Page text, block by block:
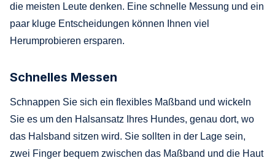
die meisten Leute denken. Eine schnelle Messung und ein
paar kluge Entscheidungen können Ihnen viel
Herumprobieren ersparen.
Schnelles Messen
Schnappen Sie sich ein flexibles Maßband und wickeln
Sie es um den Halsansatz Ihres Hundes, genau dort, wo
das Halsband sitzen wird. Sie sollten in der Lage sein,
zwei Finger bequem zwischen das Maßband und die Haut